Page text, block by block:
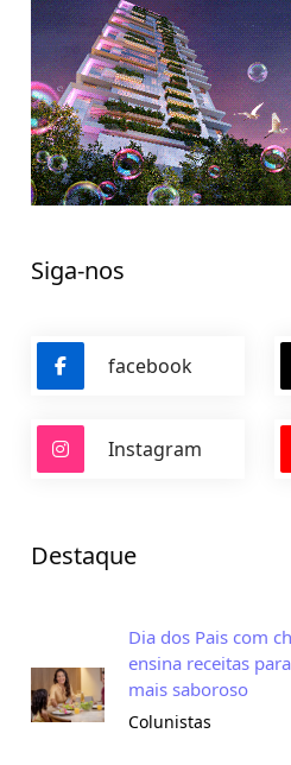
Siga-nos
facebook
Instagram
Destaque
Dia dos Pais com
ensina receitas
mais saboroso
Colunistas